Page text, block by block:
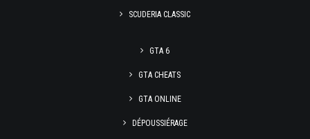
SCUDERIA CLASSIC
GTA 6
GTA CHEATS
GTA ONLINE
DÉPOUSSIÉRAGE